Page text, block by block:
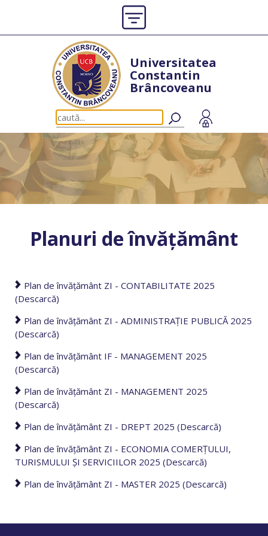
Universitatea
Constantin
Brâncoveanu
Planuri de învățământ
Plan de învățământ ZI - CONTABILITATE 2025
(Descarcă)
Plan de învățământ ZI - ADMINISTRAȚIE PUBLICĂ 2025
(Descarcă)
Plan de învățământ IF - MANAGEMENT 2025
(Descarcă)
Plan de învățământ ZI - MANAGEMENT 2025
(Descarcă)
Plan de învățământ ZI - DREPT 2025 (Descarcă)
Plan de învățământ ZI - ECONOMIA COMERŢULUI,
TURISMULUI ŞI SERVICIILOR 2025 (Descarcă)
Plan de învățământ ZI - MASTER 2025 (Descarcă)